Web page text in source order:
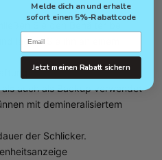
Sie den Behälter bei
lagern Sie ihn an einem
auch als Backup verwendet
mit demineralisiertem
der Schlicker.
Melde dich an und erhalte
sofort einen 5%-Rabattcode
Email
Jetzt meinen Rabatt sichern